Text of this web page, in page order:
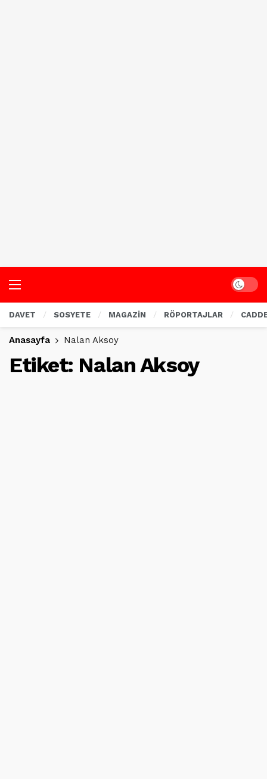
Dark
DAVET SOSYETE MAGAZİN RÖPORTAJLAR
Anasayfa Nalan Aksoy
Etiket: Nalan Aksoy